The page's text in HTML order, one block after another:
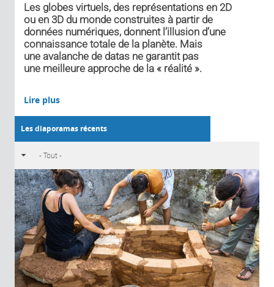
Les globes virtuels, des représentations en 2D
ou en 3D du monde construites à partir de
données numériques, donnent l’illusion d’une
connaissance totale de la planète. Mais
une avalanche de datas ne garantit pas
une meilleure approche de la « réalité ».
Lire plus
Les diaporamas récents